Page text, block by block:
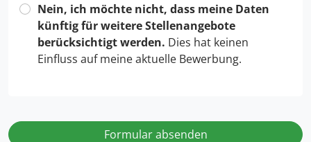
Nein, ich möchte nicht, dass meine Daten
künftig für weitere Stellenangebote
berücksichtigt werden. Dies hat keinen
Einfluss auf meine aktuelle Bewerbung.
Formular absenden